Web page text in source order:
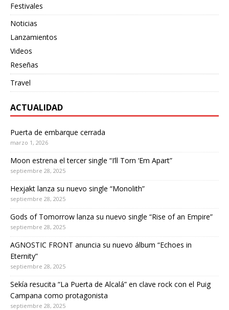
Festivales
Noticias
Lanzamientos
Videos
Reseñas
Travel
ACTUALIDAD
Puerta de embarque cerrada
marzo 1, 2026
Moon estrena el tercer single “I’ll Torn ‘Em Apart”
septiembre 28, 2025
Hexjakt lanza su nuevo single “Monolith”
septiembre 28, 2025
Gods of Tomorrow lanza su nuevo single “Rise of an Empire”
septiembre 28, 2025
AGNOSTIC FRONT anuncia su nuevo álbum “Echoes in
Eternity”
septiembre 28, 2025
Sekía resucita “La Puerta de Alcalá” en clave rock con el Puig
Campana como protagonista
septiembre 28, 2025